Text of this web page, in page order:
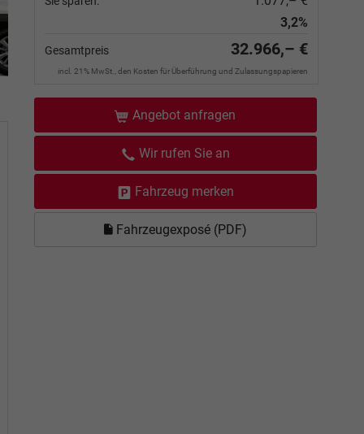
3,2%
Gesamtpreis 32.966,– €
incl. 21% MwSt., den Kosten für Überführung und Zulassungspapieren
Angebot anfragen
Wir rufen Sie an
Fahrzeug merken
Fahrzeugexposé (PDF)